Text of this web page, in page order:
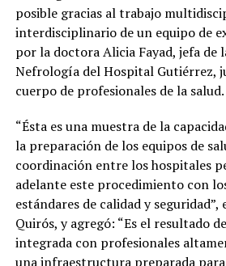
posible gracias al trabajo
interdisciplinario de un equipo de
por la doctora Alicia Fayad, jefa de
Nefrología del Hospital Gutiérrez,
cuerpo de profesionales de la salud.
“Ésta es una muestra de la
la preparación de los equipos de
coordinación entre los hospitales
adelante este procedimiento con
estándares de calidad y
Quirós, y agregó: “Es el resultado
integrada con profesionales
una infraestructura preparada para